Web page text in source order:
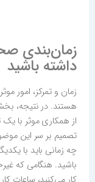
زمان‌بندی
داشته باشید
زمان و تمرکز‌، امور
هستند. در نتیجه،
از همکاری موثر با یک
تصمیم بر سر این
چه زمانی باید با
باشید. هنگامی که